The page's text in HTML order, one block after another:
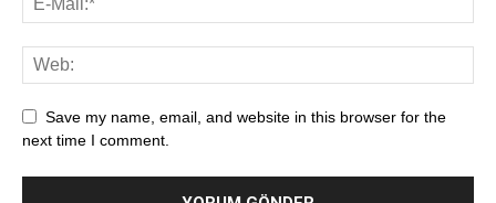
Save my name, email, and website in this browser for the
next time I comment.